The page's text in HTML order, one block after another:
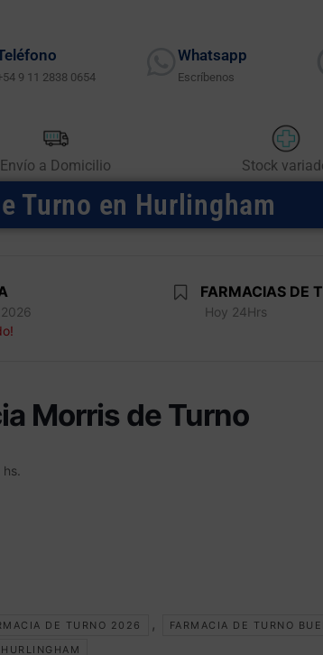
9 11 2838 0654
Whatsapp
Escríbenos
Envío a Domicilio Stock
Turno en Hurlingham
FARMACIAS DE
Hoy 24Hrs
Morris de Turno
hs.
DE TURNO 2026 , FARMACIA DE TURNO